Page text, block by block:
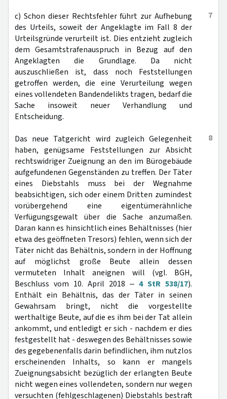
7
c) Schon dieser Rechtsfehler führt zur Aufhebung
des Urteils, soweit der Angeklagte im Fall 8 der
Urteilsgründe verurteilt ist. Dies entzieht zugleich
dem Gesamtstrafenauspruch in Bezug auf den
Angeklagten die Grundlage. Da nicht
auszuschließen ist, dass noch Feststellungen
getroffen werden, die eine Verurteilung wegen
eines vollendeten Bandendelikts tragen, bedarf die
Sache insoweit neuer Verhandlung und
Entscheidung.
8
Das neue Tatgericht wird zugleich Gelegenheit
haben, genügsame Feststellungen zur Absicht
rechtswidriger Zueignung an den im Bürogebäude
aufgefundenen Gegenständen zu treffen. Der Täter
eines Diebstahls muss bei der Wegnahme
beabsichtigen, sich oder einem Dritten zumindest
vorübergehend eine eigentümerähnliche
Verfügungsgewalt über die Sache anzumaßen.
Daran kann es hinsichtlich eines Behältnisses (hier
etwa des geöffneten Tresors) fehlen, wenn sich der
Täter nicht das Behältnis, sondern in der Hoffnung
auf möglichst große Beute allein dessen
vermuteten Inhalt aneignen will (vgl. BGH,
Beschluss vom 10. April 2018 ‒ 4 StR 538/17).
Enthält ein Behältnis, das der Täter in seinen
Gewahrsam bringt, nicht die vorgestellte
werthaltige Beute, auf die es ihm bei der Tat allein
ankommt, und entledigt er sich - nachdem er dies
festgestellt hat - deswegen des Behältnisses sowie
des gegebenenfalls darin befindlichen, ihm nutzlos
erscheinenden Inhalts, so kann er mangels
Zueignungsabsicht bezüglich der erlangten Beute
nicht wegen eines vollendeten, sondern nur wegen
versuchten (fehlgeschlagenen) Diebstahls bestraft